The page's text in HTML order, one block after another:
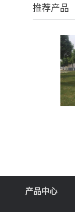
推荐产品
产品中心